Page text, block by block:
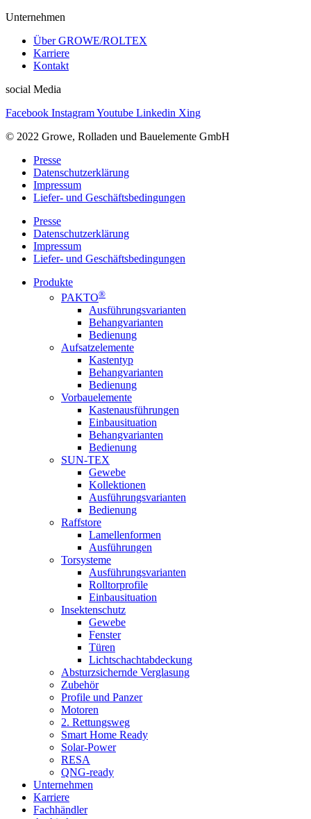
Unternehmen
Über GROWE/ROLTEX
Karriere
Kontakt
social Media
Facebook InstagramYoutube Linkedin Xing
© 2022 Growe, Rolladen und Bauelemente GmbH
Presse
Datenschutzerklärung
Impressum
Liefer- und Geschäftsbedingungen
Presse
Datenschutzerklärung
Impressum
Liefer- und Geschäftsbedingungen
Produkte
PAKTO®
Ausführungsvarianten
Behangvarianten
Bedienung
Aufsatzelemente
Kastentyp
Behangvarianten
Bedienung
Vorbauelemente
Kastenausführungen
Einbausituation
Behangvarianten
Bedienung
SUN-TEX
Gewebe
Kollektionen
Ausführungsvarianten
Bedienung
Raffstore
Lamellenformen
Ausführungen
Torsysteme
Ausführungsvarianten
Rolltorprofile
Einbausituation
Insektenschutz
Gewebe
Fenster
Türen
Lichtschachtabdeckung
Absturzsichernde Verglasung
Zubehör
Profile und Panzer
Motoren
2. Rettungsweg
Smart Home Ready
Solar-Power
RESA
QNG-ready
Unternehmen
Karriere
Fachhändler